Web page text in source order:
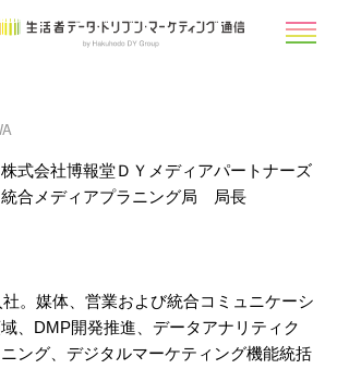
株式会社博報堂ＤＹメディアパートナーズ
統合メディアプラニング局 局長
。媒体、営業および統合コミュニケーシ
、DMP開発推進、データアナリティク
ング、デジタルマーケティング機能統括